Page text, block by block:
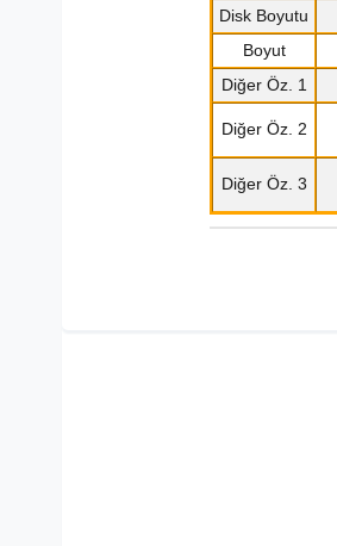
Disk Boyutu
Boyut
Diğer Öz. 1
Diğer Öz. 2
Diğer Öz. 3